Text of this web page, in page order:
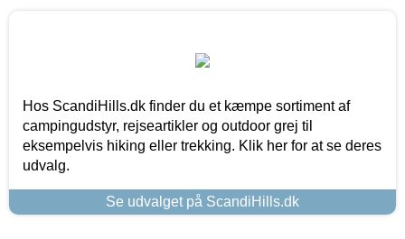
Hos ScandiHills.dk finder du et kæmpe sortiment af
campingudstyr, rejseartikler og outdoor grej til
eksempelvis hiking eller trekking. Klik her for at se deres
udvalg.
Se udvalget på ScandiHills.dk